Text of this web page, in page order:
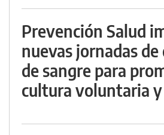
Prevención Salud
nuevas jornadas
de sangre para
cultura voluntaria